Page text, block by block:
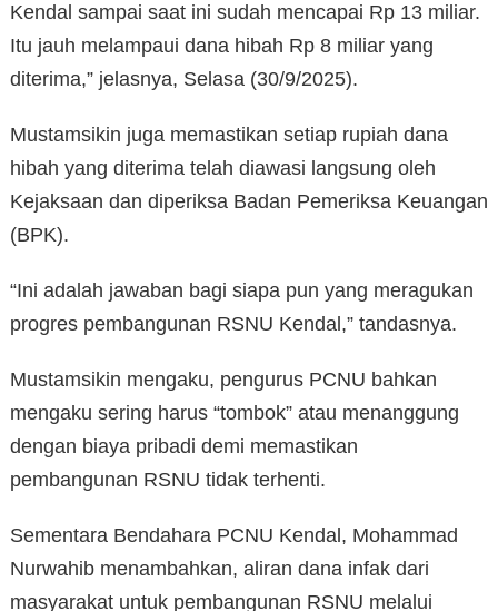
Kendal sampai saat ini sudah mencapai Rp 13 miliar.
Itu jauh melampaui dana hibah Rp 8 miliar yang
diterima,” jelasnya, Selasa (30/9/2025).
Mustamsikin juga memastikan setiap rupiah dana
hibah yang diterima telah diawasi langsung oleh
Kejaksaan dan diperiksa Badan Pemeriksa Keuangan
(BPK).
“Ini adalah jawaban bagi siapa pun yang meragukan
progres pembangunan RSNU Kendal,” tandasnya.
Mustamsikin mengaku, pengurus PCNU bahkan
mengaku sering harus “tombok” atau menanggung
dengan biaya pribadi demi memastikan
pembangunan RSNU tidak terhenti.
Sementara Bendahara PCNU Kendal, Mohammad
Nurwahib menambahkan, aliran dana infak dari
masyarakat untuk pembangunan RSNU melalui